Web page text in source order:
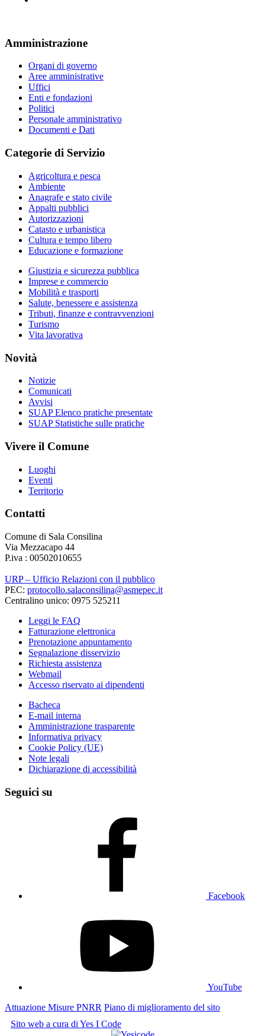
Amministrazione
Organi di governo
Aree amministrative
Uffici
Enti e fondazioni
Politici
Personale amministrativo
Documenti e Dati
Categorie di Servizio
Agricoltura e pesca
Ambiente
Anagrafe e stato civile
Appalti pubblici
Autorizzazioni
Catasto e urbanistica
Cultura e tempo libero
Educazione e formazione
Giustizia e sicurezza pubblica
Imprese e commercio
Mobilità e trasporti
Salute, benessere e assistenza
Tributi, finanze e contravvenzioni
Turismo
Vita lavorativa
Novità
Notizie
Comunicati
Avvisi
SUAP Elenco pratiche presentate
SUAP Statistiche sulle pratiche
Vivere il Comune
Luoghi
Eventi
Territorio
Contatti
Comune di Sala Consilina
Via Mezzacapo 44
P.iva : 00502010655
URP – Ufficio Relazioni con il pubblico
PEC: protocollo.salaconsilina@asmepec.it
Centralino unico: 0975 525211
Leggi le FAQ
Fatturazione elettronica
Prenotazione appuntamento
Segnalazione disservizio
Richiesta assistenza
Webmail
Accesso riservato ai dipendenti
Bacheca
E-mail interna
Amministrazione trasparente
Informativa privacy
Cookie Policy (UE)
Note legali
Dichiarazione di accessibilità
Seguici su
Facebook
YouTube
Attuazione Misure PNRR Piano di miglioramento del sito
Sito web a cura di Yes I Code